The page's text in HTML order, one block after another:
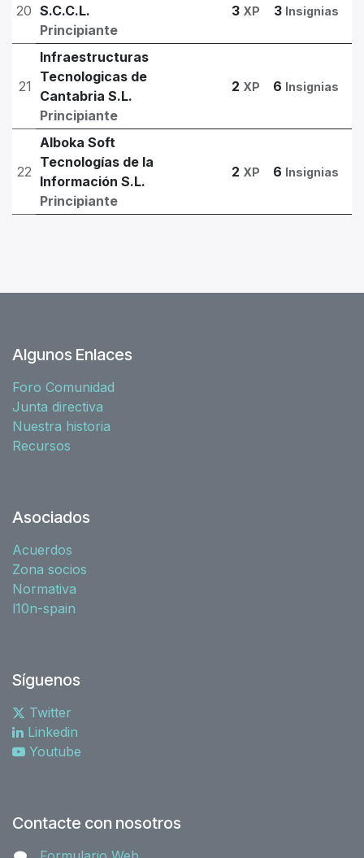
20 S.C.C.L.
Principiante
3 XP 3 Insignias
21
Infraestructuras
Tecnologicas de
Cantabria S.L.
Principiante
2 XP 6 Insignias
22
Alboka Soft
Tecnologías de la
Información S.L.
Principiante
2 XP 6 Insignias
Algunos Enlaces
Foro Comunidad
Junta directiva
Nuestra historia
Recursos
Asociados
Acuerdos
Zona socios
Normativa
l10n-spain
Síguenos
Twitter
Linkedin
Youtube
Contacte con nosotros